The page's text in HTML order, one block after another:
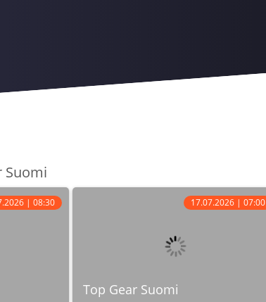
Suomi
| 08:30
Top Gear Suomi
17.07.2026 | 07:00